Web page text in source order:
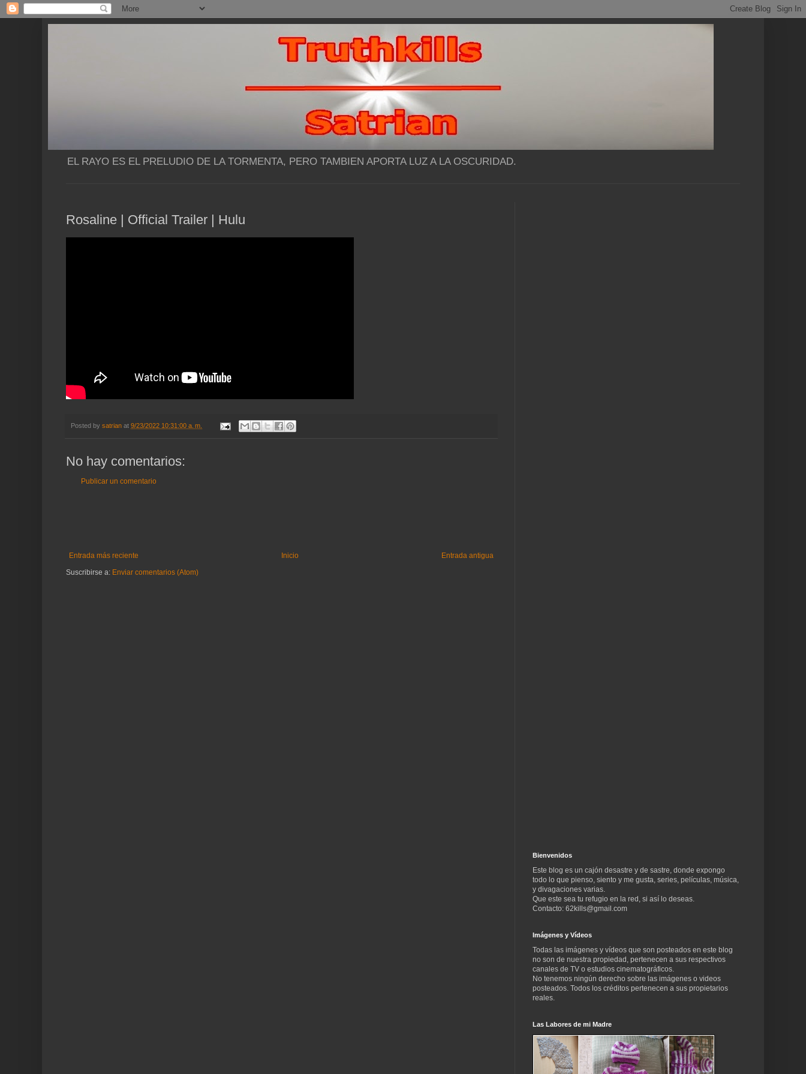
EL RAYO ES EL PRELUDIO DE LA TORMENTA, PERO TAMBIEN APORTA LUZ A LA OSCURIDAD.
Rosaline | Official Trailer | Hulu
Posted by satrian at 9/23/2022 10:31:00 a. m.
No hay comentarios:
Publicar un comentario
Entrada más reciente Entrada antigua
Inicio
Suscribirse a: Enviar comentarios (Atom)
Bienvenidos
Este blog es un cajón desastre y de sastre, donde expongo
todo lo que pienso, siento y me gusta, series, películas, música,
y divagaciones varias.
Que este sea tu refugio en la red, si así lo deseas.
Contacto: 62kills@gmail.com
Imágenes y Vídeos
Todas las imágenes y vídeos que son posteados en este blog
no son de nuestra propiedad, pertenecen a sus respectivos
canales de TV o estudios cinematográficos.
No tenemos ningún derecho sobre las imágenes o videos
posteados. Todos los créditos pertenecen a sus propietarios
reales.
Las Labores de mi Madre